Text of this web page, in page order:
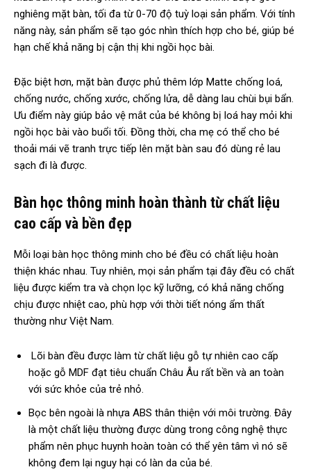
nghiêng mặt bàn, tối đa từ 0-70 độ tuỳ loại sản phẩm. Với tính
năng này, sản phẩm sẽ tạo góc nhìn thích hợp cho bé, giúp bé
hạn chế khả năng bị cận thị khi ngồi học bài.
Đặc biệt hơn, mặt bàn được phủ thêm lớp Matte chống loá,
chống nước, chống xước, chống lửa, dễ dàng lau chùi bụi bẩn.
Ưu điểm này giúp bảo vệ mắt của bé không bị loá hay mỏi khi
ngồi học bài vào buổi tối. Đồng thời, cha mẹ có thể cho bé
thoải mái vẽ tranh trực tiếp lên mặt bàn sau đó dùng rẻ lau
sạch đi là được.
Bàn học thông minh hoàn thành từ chất liệu
cao cấp và bền đẹp
Mỗi loại bàn học thông minh cho bé đều có chất liệu hoàn
thiện khác nhau. Tuy nhiên, mọi sản phẩm tại đây đều có chất
liệu được kiểm tra và chọn lọc kỹ lưỡng, có khả năng chống
chịu được nhiệt cao, phù hợp với thời tiết nóng ẩm thất
thường như Việt Nam.
Lõi bàn đều được làm từ chất liệu gỗ tự nhiên cao cấp
hoặc gỗ MDF đạt tiêu chuẩn Châu Âu rất bền và an toàn
với sức khỏe của trẻ nhỏ.
Bọc bên ngoài là nhựa ABS thân thiện với môi trường. Đây
là một chất liệu thường được dùng trong công nghệ thực
phẩm nên phục huynh hoàn toàn có thể yên tâm vì nó sẽ
không đem lại nguy hại có làn da của bé.